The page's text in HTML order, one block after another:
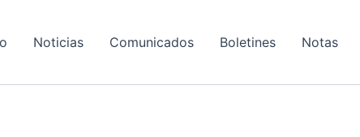
Noticias Comunicados Boletines Notas